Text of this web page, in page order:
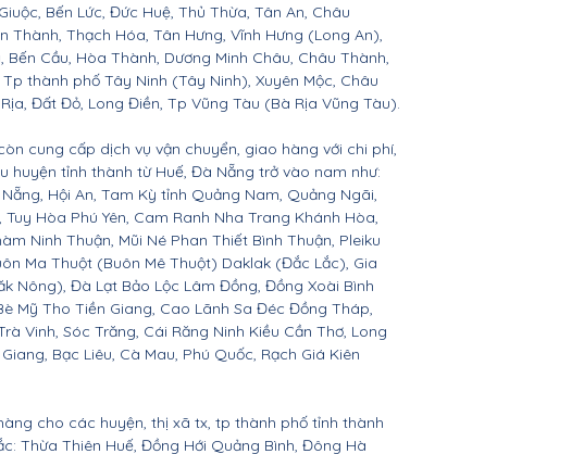
Bến Lức, Đức Huệ, Thủ Thừa, Tân An, Châu
Thành, Thạch Hóa, Tân Hưng, Vĩnh Hưng (Long An),
Bến Cầu, Hòa Thành, Dương Minh Châu, Châu Thành,
thành phố Tây Ninh (Tây Ninh), Xuyên Mộc, Châu
Đất Đỏ, Long Điền, Tp Vũng Tàu (Bà Rịa Vũng Tàu).
cung cấp dịch vụ vận chuyển, giao hàng với chi phí,
huyện tỉnh thành từ Huế, Đà Nẵng trở vào nam như:
Hội An, Tam Kỳ tỉnh Quảng Nam, Quảng Ngãi,
Hòa Phú Yên, Cam Ranh Nha Trang Khánh Hòa,
Ninh Thuận, Mũi Né Phan Thiết Bình Thuận, Pleiku
Ma Thuột (Buôn Mê Thuột) Daklak (Đắc Lắc), Gia
Nông), Đà Lạt Bảo Lộc Lâm Đồng, Đồng Xoài Bình
Mỹ Tho Tiền Giang, Cao Lãnh Sa Đéc Đồng Tháp,
Vinh, Sóc Trăng, Cái Răng Ninh Kiều Cần Thơ, Long
Bạc Liêu, Cà Mau, Phú Quốc, Rạch Giá Kiên
cho các huyện, thị xã tx, tp thành phố tỉnh thành
Thừa Thiên Huế, Đồng Hới Quảng Bình, Đông Hà